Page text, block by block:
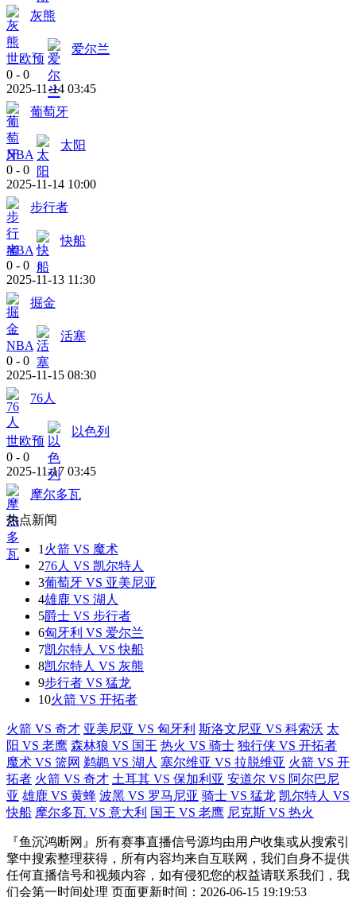
灰熊
世欧预
爱尔兰
0 - 0
2025-11-14 03:45
葡萄牙
NBA
太阳
0 - 0
2025-11-14 10:00
步行者
NBA
快船
0 - 0
2025-11-13 11:30
掘金
NBA
活塞
0 - 0
2025-11-15 08:30
76人
世欧预
以色列
0 - 0
2025-11-17 03:45
摩尔多瓦
热点新闻
1 火箭 VS 魔术
276人 VS 凯尔特人
3葡萄牙 VS 亚美尼亚
4雄鹿 VS 湖人
5爵士 VS 步行者
6匈牙利 VS 爱尔兰
7凯尔特人 VS 快船
8凯尔特人 VS 灰熊
9步行者 VS 猛龙
10火箭 VS 开拓者
火箭 VS 奇才 亚美尼亚 VS 匈牙利 斯洛文尼亚 VS 科索沃 太
阳 VS 老鹰 森林狼 VS 国王 热火 VS 骑士 独行侠 VS 开拓者
魔术 VS 篮网 鹈鹕 VS 湖人 塞尔维亚 VS 拉脱维亚 火箭 VS 开
拓者 火箭 VS 奇才 土耳其 VS 保加利亚 安道尔 VS 阿尔巴尼
亚 雄鹿 VS 黄蜂 波黑 VS 罗马尼亚 骑士 VS 猛龙 凯尔特人 VS
快船 摩尔多瓦 VS 意大利 国王 VS 老鹰 尼克斯 VS 热火
『鱼沉鸿断网』所有赛事直播信号源均由用户收集或从搜索引
擎中搜索整理获得，所有内容均来自互联网，我们自身不提供
任何直播信号和视频内容，如有侵犯您的权益请联系我们，我
们会第一时间处理 页面更新时间：2026-06-15 19:19:53